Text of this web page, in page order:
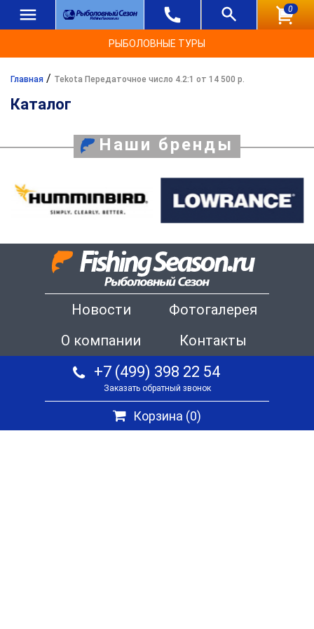
0
РЫБОЛОВНЫЕ ТУРЫ
Главная / Tekota Передаточное число 4.2:1 от 14 500 р.
Каталог
Наши бренды
Новости
Фотогалерея
О компании
Контакты
+7 (499) 398 22 54
Заказать обратный звонок
Корзина (0)